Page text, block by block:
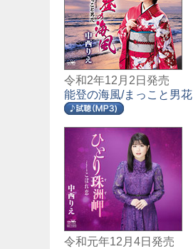
令和2年12月2日発売
能登の海風/まっこと男花
令和元年12月4日発売